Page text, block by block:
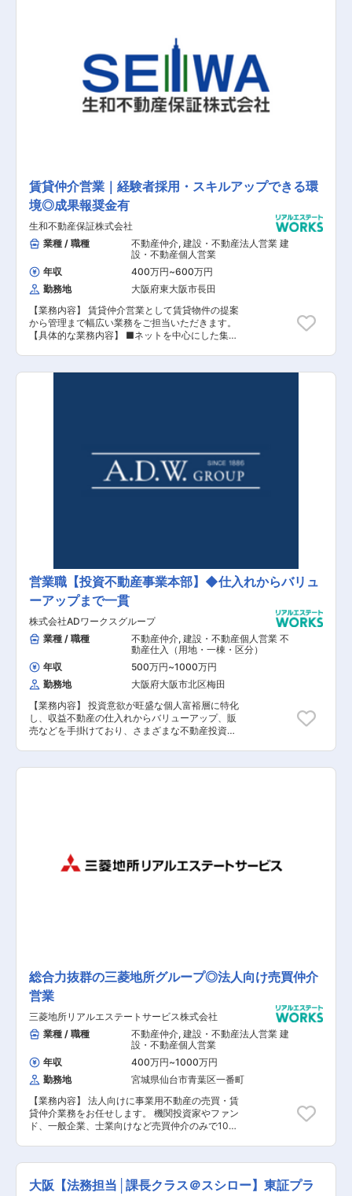
行など） ■メンバーの売上管理 ■営業活動のフォ
ロー ■組織目標達成に向けた施策の立案および実
キスパートとして、創業以来無借金経営を続け、
圧倒的な実績で成長を続ける企業になります。
50年以上増収を続けており、賃貸物件建設戸数は
全国でもトップクラスに なります。また入居率は
ことが出来ないことも強さの一つです。 同ポジシ
ョンでは《支店長クラス》のハイキャリア採用と
なっており、 営業責任者として裁量権が大きいポ
応じた報酬を獲得することができるため、 年収
2,000万円を確保することも可能となっていま
す。 設立から50年増収＆無借金経営を実現する
同社にて、安定基盤の元で 腰を据えて勤務が可能
です。
賃貸仲介営業｜経験者採用・スキルアップできる環
境◎成果報奨金有
生和不動産保証株式会社
業種 / 職種
不動産仲介, 建設・不動産法人営業 建
設・不動産個人営業
年収
400万円~600万円
勤務地
大阪府東大阪市長田
【業務内容】 賃貸仲介営業として賃貸物件の提案
から管理まで幅広い業務をご担当いただきます。
【具体的な業務内容】 ■ネットを中心にした集客
及び修繕提案） ■事業用賃貸の仲介 【担当者コ
営業を募集することとなりました。賃貸仲介営業
として賃貸物件の提案から管理まで幅広い業務を
ご担当いただきます。 生和不動産保証で採用後、
が頑張った成果に対して成果報奨金の支給がある
などやりがいがあり、目に見える評価も成長でき
る環境です。 業界をリードする同社で様々な経験
ただける方を歓迎いたします。
営業職【投資不動産事業本部】◆仕入れからバリュ
ーアップまで一貫
株式会社ADワークスグループ
業種 / 職種
不動産仲介, 建設・不動産個人営業 不
動産仕入（用地・一棟・区分）
年収
500万円~1000万円
勤務地
大阪府大阪市北区梅田
【業務内容】 投資意欲が旺盛な個人富裕層に特化
し、収益不動産の仕入れからバリューアップ、販
売などを手掛けており、さまざまな不動産投資ソ
売却までを一貫してご担当いただきます。 【具体
ADワークスグループは持株会社体制に移行し、
グループ全体がこの4月に新たなスタートを切る
【幅広い資産ソリューション】の提案を実現する
グループへとステップアップを目指します。
総合力抜群の三菱地所グループ◎法人向け売買仲介
営業
三菱地所リアルエステートサービス株式会社
業種 / 職種
不動産仲介, 建設・不動産法人営業 建
設・不動産個人営業
年収
400万円~1000万円
勤務地
宮城県仙台市青葉区一番町
【業務内容】 法人向けに事業用不動産の売買・賃
貸仲介業務をお任せします。 機関投資家やファン
ド、一般企業、士業向けなど売買仲介のみで10の
売却をご対応頂きます。物件の平均取り扱い額は
約2億5,000万円であり、要望によっては100万
円〜100億円規模の物件も扱って頂きます。基本
大阪【法務担当│課長クラス＠スシロー】東証プラ